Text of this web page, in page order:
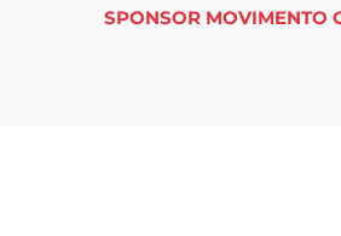
SPONSOR MOVIMENTO